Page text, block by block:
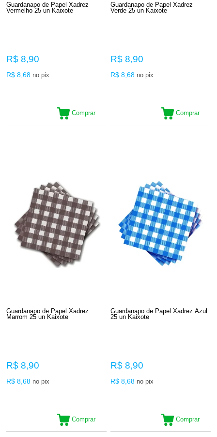
Guardanapo de Papel Xadrez
Vermelho 25 un Kaixote
R$ 8,90
R$ 8,68 no pix
Comprar
Guardanapo de Papel Xadrez
Verde 25 un Kaixote
R$ 8,90
R$ 8,68 no pix
Comprar
Guardanapo de Papel Xadrez
Marrom 25 un Kaixote
R$ 8,90
R$ 8,68 no pix
Comprar
Guardanapo de Papel Xadrez Azul
25 un Kaixote
R$ 8,90
R$ 8,68 no pix
Comprar